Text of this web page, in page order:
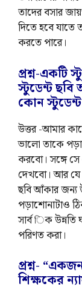
তাদের বসার
দিতে হবে যাতে
করতে পারে।
প্রশ্ন-একটি
স্টুডেন্ট
কোন
উত্তর -আমার
ভালো তাকে
করবো। সঙ্গে
দেখবো। আর যে
ছবি আঁকার জন্য
পড়াশোনাটাও
সার্ব িক
পরিণত করা।
প্রশ্ন-
শিক্ষকের